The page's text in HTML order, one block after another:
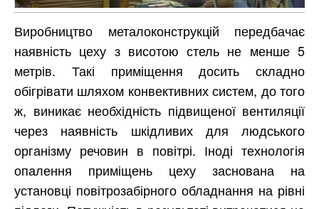
Виробництво металоконструкцій передбачає
наявність цеху з висотою стель не менше 5
метрів. Такі приміщення досить складно
обігрівати шляхом конвективних систем, до того
ж, виникає необхідність підвищеної вентиляції
через наявність шкідливих для людського
організму речовин в повітрі. Іноді технологія
опалення приміщень цеху заснована на
установці повітрозабірного обладнання на рівні